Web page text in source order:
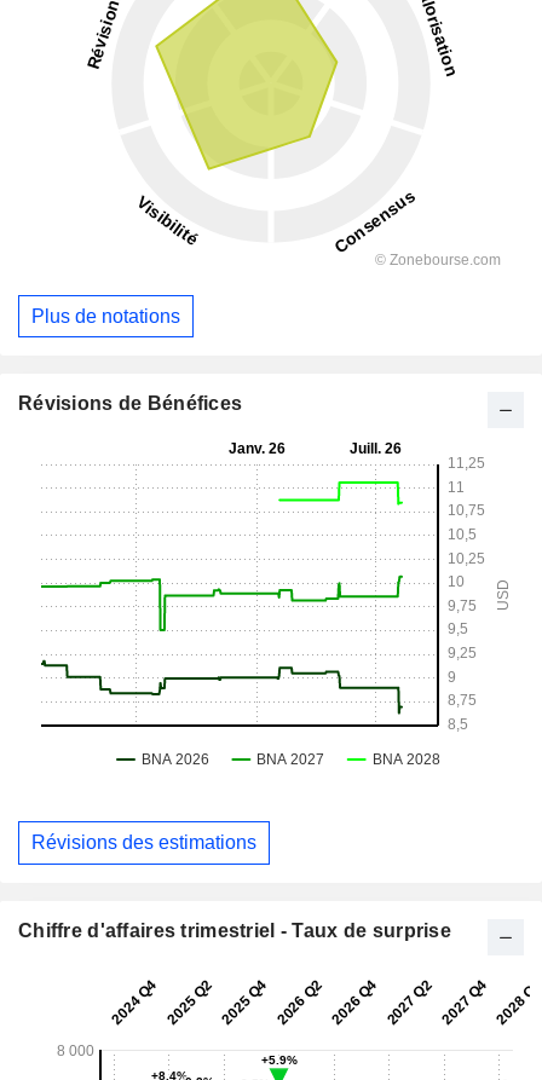
Plus de notations
Révisions de Bénéfices
Révisions des estimations
Chiffre d'affaires trimestriel - Taux de surprise